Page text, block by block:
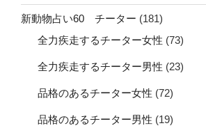
新動物占い60 チーター (181)
全力疾走するチーター女性 (73)
全力疾走するチーター男性 (23)
品格のあるチーター女性 (72)
品格のあるチーター男性 (19)